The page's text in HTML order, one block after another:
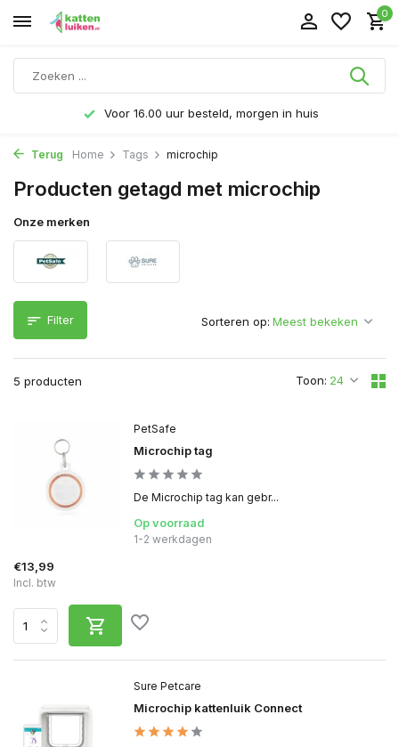
0
Voor 16.00 uur besteld, morgen in huis
Terug Home Tags microchip
Producten getagd met microchip
Onze merken
Filter
5 producten Toon:
Sorteren op:
Sure Petcare
Microchip kattenluik Connect
PetSafe
Microchip tag
De Microchip tag kan gebr...
Op voorraad
1-2 werkdagen
€13,99
Incl. btw